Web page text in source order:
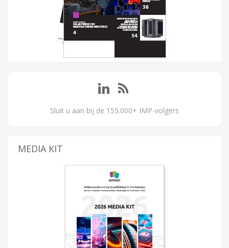
Sluit u aan bij de 155.000+ IMP-volgers
MEDIA KIT